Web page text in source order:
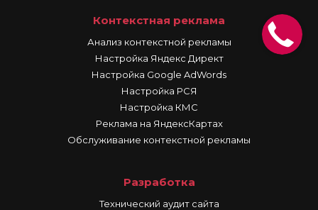
Контекстная реклама
Анализ контекстной рекламы
Настройка Яндекс Директ
Настройка Google AdWords
Настройка РСЯ
Настройка КМС
Реклама на ЯндексКартах
Обслуживание контекстной рекламы
Разработка
Технический аудит сайта